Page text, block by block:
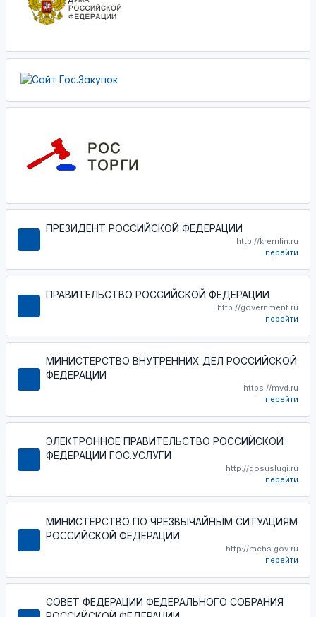
ПРЕЗИДЕНТ РОССИЙСКОЙ ФЕДЕРАЦИИ
http://kremlin.ru
перейти
ПРАВИТЕЛЬСТВО РОССИЙСКОЙ ФЕДЕРАЦИИ
http://government.ru
перейти
МИНИСТЕРСТВО ВНУТРЕННИХ ДЕЛ РОССИЙСКОЙ
ФЕДЕРАЦИИ
https://mvd.ru
перейти
ЭЛЕКТРОННОЕ ПРАВИТЕЛЬСТВО РОССИЙСКОЙ
ФЕДЕРАЦИИ ГОС.УСЛУГИ
http://gosuslugi.ru
перейти
МИНИСТЕРСТВО ПО ЧРЕЗВЫЧАЙНЫМ СИТУАЦИЯМ
РОССИЙСКОЙ ФЕДЕРАЦИИ
http://mchs.gov.ru
перейти
СОВЕТ ФЕДЕРАЦИИ ФЕДЕРАЛЬНОГО СОБРАНИЯ